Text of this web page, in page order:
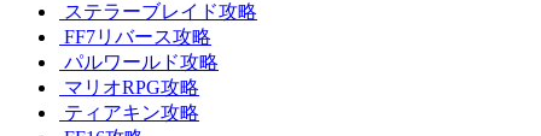
ステラーブレイド攻略
FF7リバース攻略
パルワールド攻略
マリオRPG攻略
ティアキン攻略